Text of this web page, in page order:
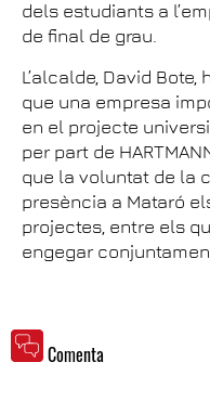
dels estudiants a
de final de grau.
L’alcalde, David
que una empresa
en el projecte
per part de
que la voluntat de la
presència a Mataró
projectes, entre els
engegar
Comenta